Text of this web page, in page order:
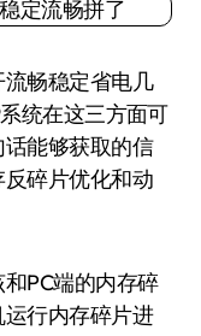
畅稳定省电几
统在这三方面可
能够获取的信
碎片优化和动
PC端的内存碎
行内存碎片进